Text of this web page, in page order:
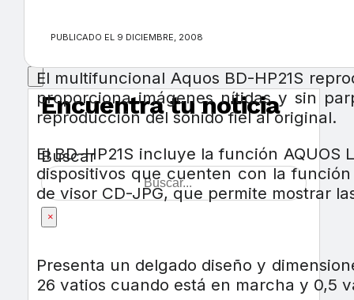
Encuentra tu noticia
Buscar
×
PUBLICADO EL 9 DICIEMBRE, 2008
El multifuncional Aquos BD-HP21S
proporciona imágenes nítidas y sin
reproducción del sonido fiel al original.
El BD-HP21S incluye la función
dispositivos que cuenten con la
de visor CD-JPG, que permite mostrar
Presenta un delgado diseño y
26 vatios cuando está en marcha y 0,5